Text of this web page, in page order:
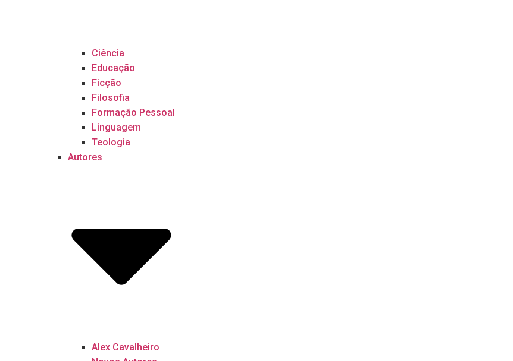
Ciência
Educação
Ficção
Filosofia
Formação Pessoal
Linguagem
Teologia
Autores
Alex Cavalheiro